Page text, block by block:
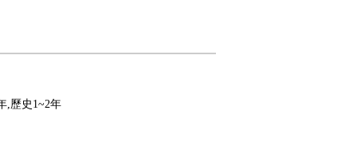
,歷史1~2年